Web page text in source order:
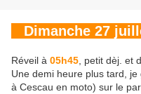
Dimanche 27
Réveil à 05h45 , petit dèj. et
Une demi heure plus tard,
à Cescau en moto) sur le